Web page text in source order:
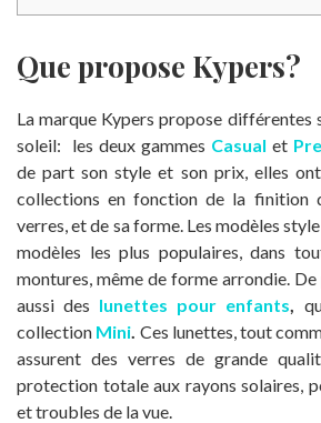
Que propose Kypers?
La marque Kypers propose différentes
soleil: les deux gammes Casual et
de part son style et son prix, elles
collections en fonction de la finition
verres, et de sa forme. Les modèles
modèles les plus populaires, dans
montures, même de forme arrondie.
aussi des lunettes pour enfants,
collection Mini. Ces lunettes, tout
assurent des verres de grande
protection totale aux rayons solaires,
et troubles de la vue.